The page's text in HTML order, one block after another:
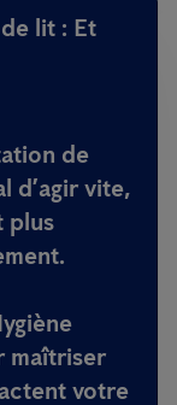
lit : Et
de
d’agir vite,
plus
maîtriser
votre